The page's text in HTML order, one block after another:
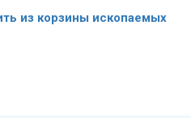
из корзины ископаемых